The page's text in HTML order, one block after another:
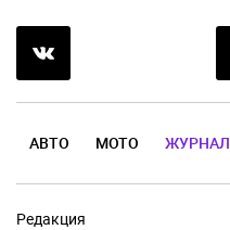
АВТО МОТО ЖУРНАЛ
Редакция